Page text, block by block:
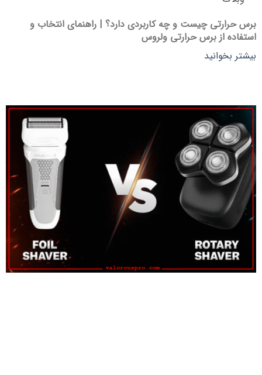
برس حرارتی چیست و چه کاربردی دارد؟ | راهنمای انتخاب و
استفاده از برس حرارتی ولروس
بیشتر بخوانید